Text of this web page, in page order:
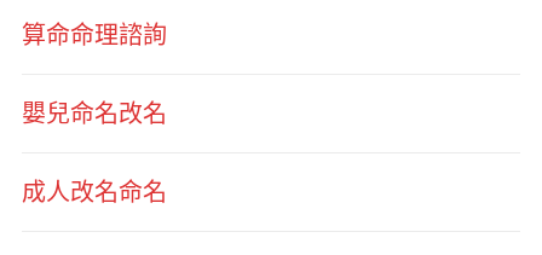
算命命理諮詢
嬰兒命名改名
成人改名命名